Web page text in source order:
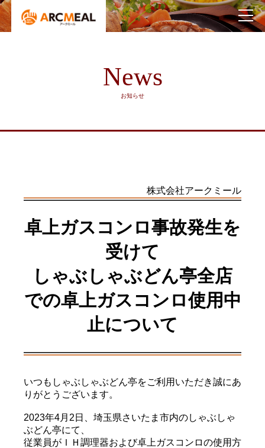
News
お知らせ
株式会社アークミール
卓上ガスコンロ事故発生を
受けて
しゃぶしゃぶどん亭全店
での卓上ガスコンロ使用中
止について
いつもしゃぶしゃぶどん亭をご利用いただき誠にあ
りがとうございます。
2023年4月2日、埼玉県さいたま市内のしゃぶしゃ
ぶどん亭にて、
従業員がＩＨ調理器および卓上ガスコンロの使用方